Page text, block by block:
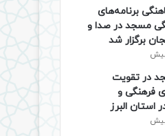
برنامه‌های
مسجد در صدا و
برگزار شد
در تقویت
فرهنگی و
استان البرز